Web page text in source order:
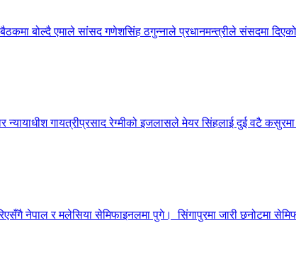
बोल्दै एमाले सांसद गणेशसिंह ठगुन्नाले प्रधानमन्त्रीले संसदमा दिएको
गायत्रीप्रसाद रेग्मीको इजलासले मेयर सिंहलाई दुई वटै
नेपाल र मलेसिया सेमिफाइनलमा पुगे। सिंगापुरमा जारी छनोटमा